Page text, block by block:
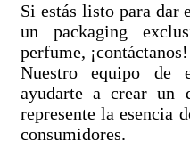
Si estás listo para dar
un packaging
perfume, ¡contáctanos!
Nuestro equipo de
ayudarte a crear un
represente la esencia
consumidores.